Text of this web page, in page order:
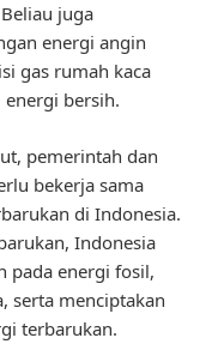
juga
energi angin
gas rumah kaca
bersih.
pemerintah dan
bekerja sama
di Indonesia.
Indonesia
pada energi fosil,
serta menciptakan
terbarukan.